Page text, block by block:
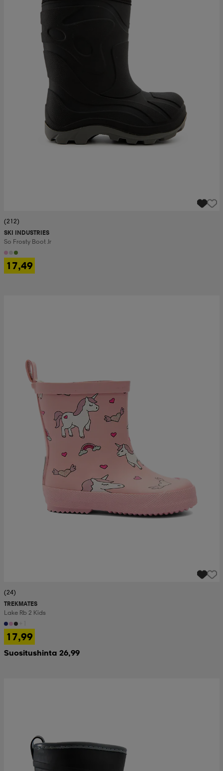
(212)
SKI INDUSTRIES
So Frosty Boot Jr
17,49
(24)
TREKMATES
Lake Rb 2 Kids
17,99
Suositushinta 26,99